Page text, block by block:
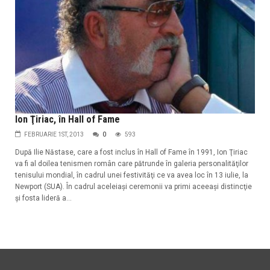
Ion Ţiriac, în Hall of Fame
FEBRUARIE 1ST, 2013 0 593
După Ilie Năstase, care a fost inclus în Hall of Fame în 1991, Ion Ţiriac
va fi al doilea tenismen român care pătrunde în galeria personalităţilor
tenisului mondial, în cadrul unei festivităţi ce va avea loc în 13 iulie, la
Newport (SUA). În cadrul aceleiaşi ceremonii va primi aceeaşi distincţie
şi fosta lideră a...